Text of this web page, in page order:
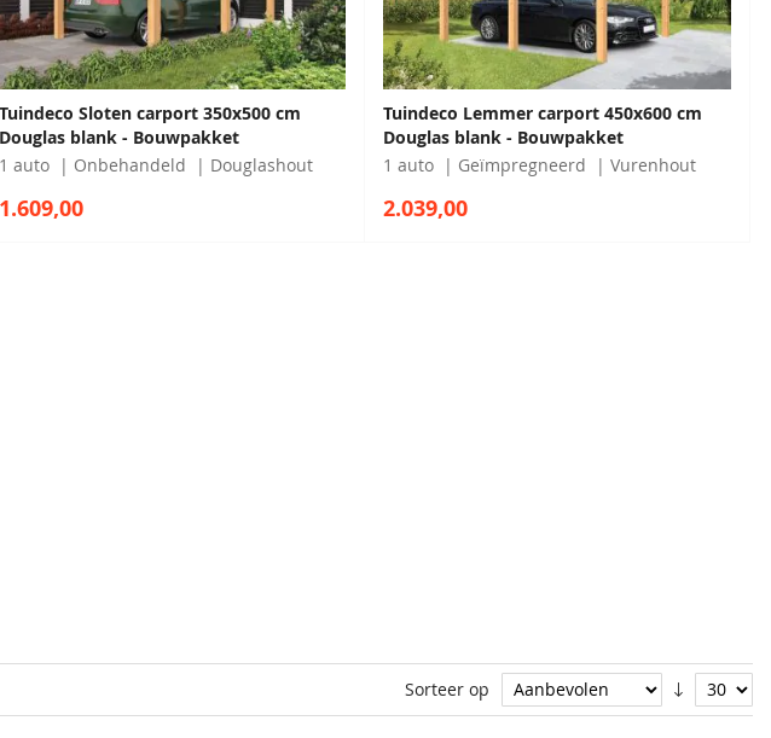
Tuindeco Sloten carport 350x500 cm
Douglas blank - Bouwpakket
1 auto
Onbehandeld Douglashout
1.609,00
Tuindeco Lemmer carport 450x600 cm
Douglas blank - Bouwpakket
1 auto
Geïmpregneerd Vurenhout
2.039,00
Sorteer op